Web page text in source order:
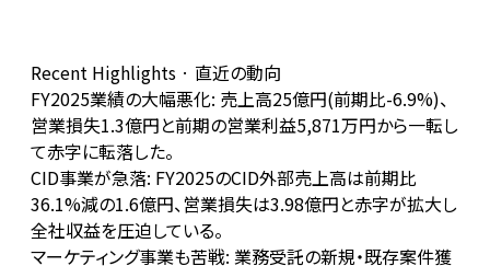
Recent Highlights · 直近の動向
FY2025業績の大幅悪化: 売上高25億円(前期比-6.9%)、
営業損失1.3億円と前期の営業利益5,871万円から一転し
て赤字に転落した。
CID事業が急落: FY2025のCID外部売上高は前期比
36.1%減の1.6億円、営業損失は3.98億円と赤字が拡大し
全社収益を圧迫している。
マーケティング事業も苦戦: 業務受託の新規・既存案件獲